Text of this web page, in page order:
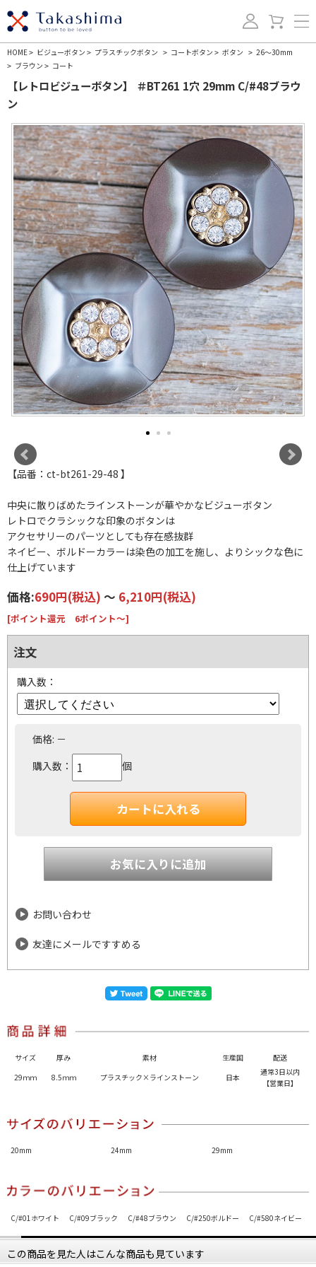
HOME> ビジューボタン > プラスチックボタン > コートボタン > ボタン > 26～30mm
> ブラウン > コート
【レトロビジューボタン】 ＃BT261 1穴 29mm C/#48ブラウ
ン
【品番：ct-bt261-29-48 】
中央に散りばめたラインストーンが華やかなビジューボタン
レトロでクラシックな印象のボタンは
アクセサリーのパーツとしても存在感抜群
ネイビー、ボルドーカラーは染色の加工を施し、よりシックな色に
仕上げています
価格:690円(税込) ～ 6,210円(税込)
[ポイント還元 6ポイント～]
注文
購入数：
価格: －
購入数：
個
お問い合わせ
友達にメールですすめる
サイズ 厚み 素材 生産国
配送
29ｍｍ
8.5ｍｍ プラスチック×ラインストーン 日本
通常3日以内
【営業日】
20mm 24mm 29mm
C/#01ホワイト C/#09ブラック C/#48ブラウン C/#250ボルドー C/#580ネイビー
この商品を見た人はこんな商品も見ています